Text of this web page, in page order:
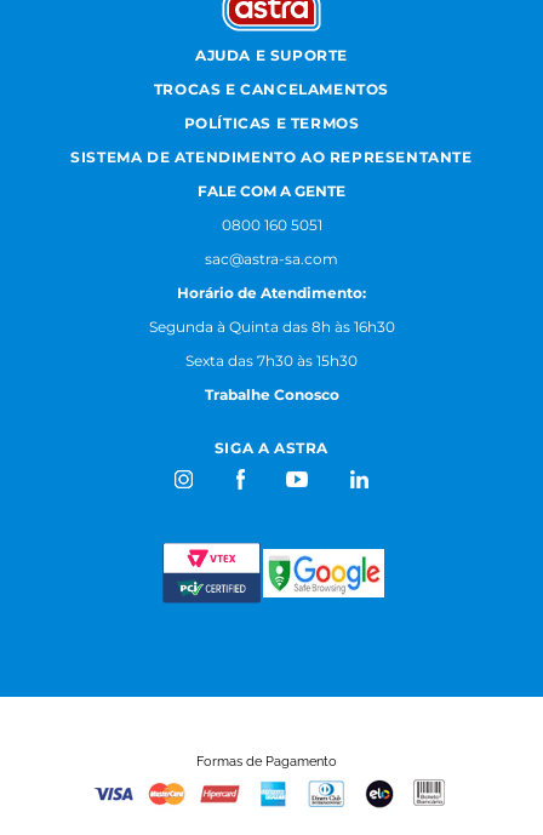
AJUDA E SUPORTE
TROCAS E CANCELAMENTOS
POLÍTICAS E TERMOS
SISTEMA DE ATENDIMENTO AO REPRESENTANTE
FALE COM A GENTE
0800 160 5051
sac@astra-sa.com
Horário de Atendimento:
Segunda à Quinta das 8h às 16h30
Sexta das 7h30 às 15h30
Trabalhe Conosco
SIGA A ASTRA
Formas de Pagamento